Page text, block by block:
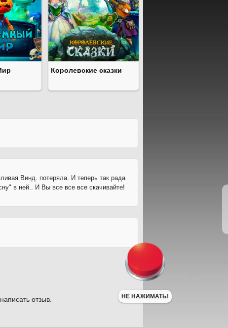
Королевские сказки
Винд. потеряла. И теперь так рада
в ней.. И Вы все все все скачивайте!
отзыв. НЕ НАЖИМАТЬ!